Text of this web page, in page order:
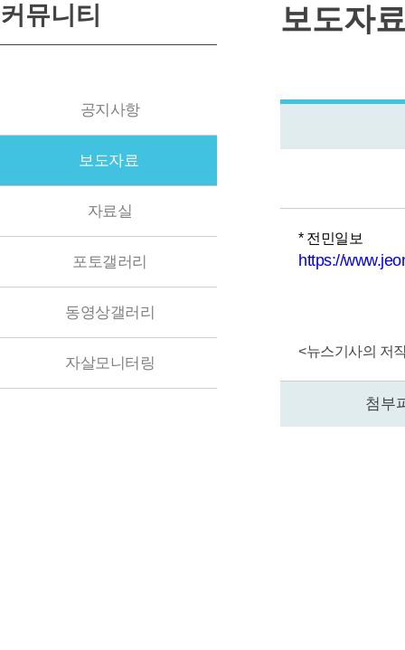
커뮤니티
공지사항
보도자료
자료실
포토갤러리
동영상갤러리
자살모니터링
보도자
* 전민일보
https://
<뉴스기사의 저
첨부